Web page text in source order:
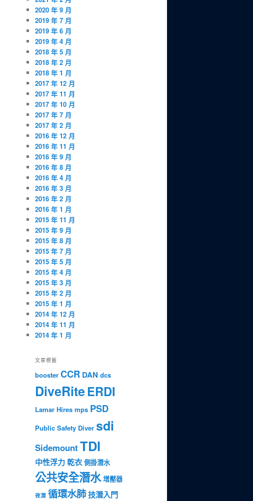
2020 年 9 月
2019 年 7 月
2019 年 6 月
2019 年 4 月
2018 年 5 月
2018 年 2 月
2018 年 1 月
2017 年 12 月
2017 年 11 月
2017 年 10 月
2017 年 7 月
2017 年 2 月
2016 年 12 月
2016 年 11 月
2016 年 9 月
2016 年 8 月
2016 年 4 月
2016 年 3 月
2016 年 2 月
2016 年 1 月
2015 年 11 月
2015 年 9 月
2015 年 8 月
2015 年 7 月
2015 年 5 月
2015 年 4 月
2015 年 3 月
2015 年 2 月
2015 年 1 月
2014 年 12 月
2014 年 11 月
2014 年 1 月
文章標籤
booster CCR DAN dcs
DiveRiteERDI
Lamar Hires mps PSD
Public Safety Diver sdi
Sidemount TDI
中性浮力乾衣 側掛潛水
公共安全潛水 增壓器
夜潛 循環水肺技潛入門